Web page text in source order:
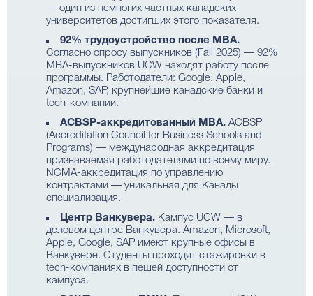
— один из немногих частных канадских
университетов достигших этого показателя.
92% трудоустройство после MBA.
Согласно опросу выпускников (Fall 2025) — 92%
MBA-выпускников UCW находят работу после
программы. Работодатели: Google, Apple,
Amazon, SAP, крупнейшие канадские банки и
tech-компании.
ACBSP-аккредитованный MBA. ACBSP
(Accreditation Council for Business Schools and
Programs) — международная аккредитация
признаваемая работодателями по всему миру.
NCMA-аккредитация по управлению
контрактами — уникальная для Канады
специализация.
Центр Ванкувера. Кампус UCW — в
деловом центре Ванкувера. Amazon, Microsoft,
Apple, Google, SAP имеют крупные офисы в
Ванкувере. Студенты проходят стажировки в
tech-компаниях в пешей доступности от
кампуса.